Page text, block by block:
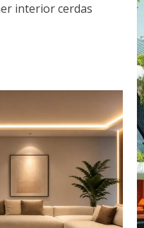
interior cerdas